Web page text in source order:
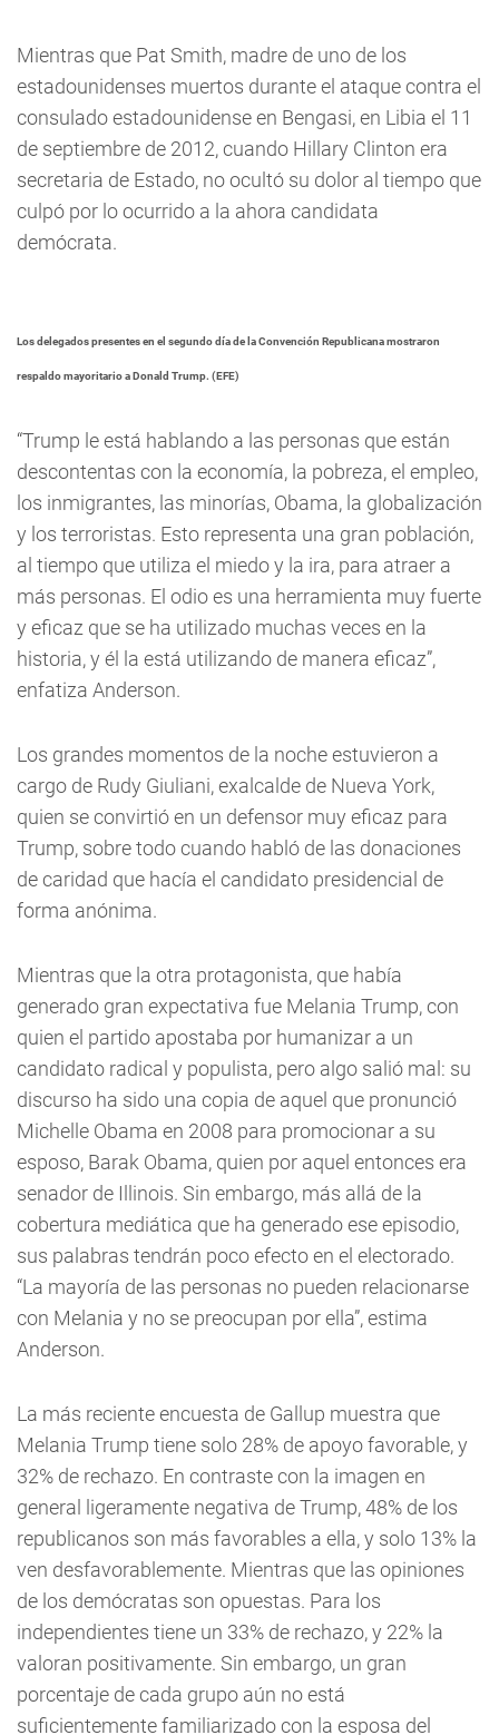
Mientras que Pat Smith, madre de uno de los
estadounidenses muertos durante el ataque contra el
consulado estadounidense en Bengasi, en Libia el 11
de septiembre de 2012, cuando Hillary Clinton era
secretaria de Estado, no ocultó su dolor al tiempo que
culpó por lo ocurrido a la ahora candidata
demócrata.
Los delegados presentes en el segundo día de la Convención Republicana mostraron
respaldo mayoritario a Donald Trump. (EFE)
“Trump le está hablando a las personas que están
descontentas con la economía, la pobreza, el empleo,
los inmigrantes, las minorías, Obama, la globalización
y los terroristas. Esto representa una gran población,
al tiempo que utiliza el miedo y la ira, para atraer a
más personas. El odio es una herramienta muy fuerte
y eficaz que se ha utilizado muchas veces en la
historia, y él la está utilizando de manera eficaz”,
enfatiza Anderson.
Los grandes momentos de la noche estuvieron a
cargo de Rudy Giuliani, exalcalde de Nueva York,
quien se convirtió en un defensor muy eficaz para
Trump, sobre todo cuando habló de las donaciones
de caridad que hacía el candidato presidencial de
forma anónima.
Mientras que la otra protagonista, que había
generado gran expectativa fue Melania Trump, con
quien el partido apostaba por humanizar a un
candidato radical y populista, pero algo salió mal: su
discurso ha sido una copia de aquel que pronunció
Michelle Obama en 2008 para promocionar a su
esposo, Barak Obama, quien por aquel entonces era
senador de Illinois. Sin embargo, más allá de la
cobertura mediática que ha generado ese episodio,
sus palabras tendrán poco efecto en el electorado.
“La mayoría de las personas no pueden relacionarse
con Melania y no se preocupan por ella”, estima
Anderson.
La más reciente encuesta de Gallup muestra que
Melania Trump tiene solo 28% de apoyo favorable, y
32% de rechazo. En contraste con la imagen en
general ligeramente negativa de Trump, 48% de los
republicanos son más favorables a ella, y solo 13% la
ven desfavorablemente. Mientras que las opiniones
de los demócratas son opuestas. Para los
independientes tiene un 33% de rechazo, y 22% la
valoran positivamente. Sin embargo, un gran
porcentaje de cada grupo aún no está
suficientemente familiarizado con la esposa del